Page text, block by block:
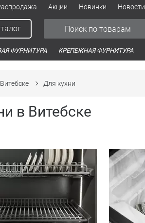
Акции Новинки Новости
ФУРНИТУРА КРЕПЕЖНАЯ ФУРНИТУРА
Для кухни
в Витебске